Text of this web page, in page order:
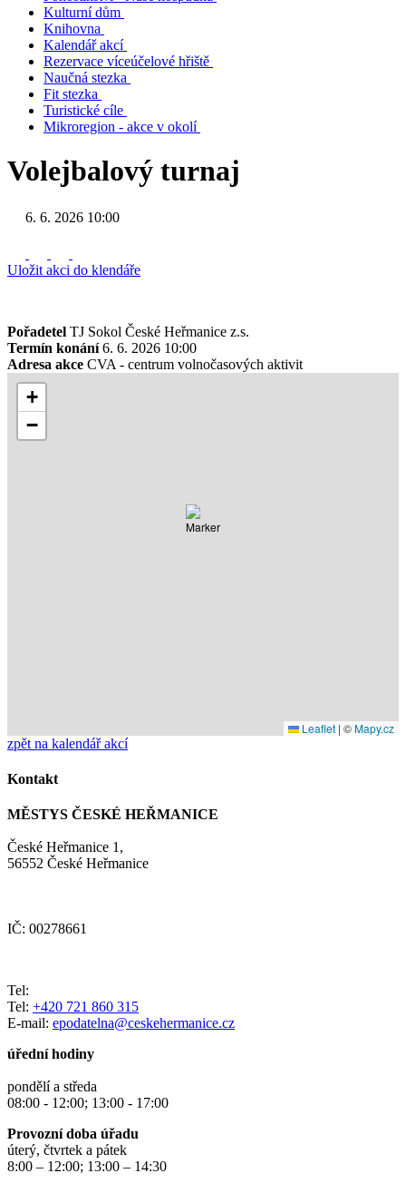
Kulturní dům
Knihovna
Kalendář akcí
Rezervace víceúčelové hřiště
Naučná stezka
Fit stezka
Turistické cíle
Mikroregion - akce v okolí
Volejbalový turnaj
6. 6. 2026 10:00
Uložit akci do klendáře
Pořadetel TJ Sokol České Heřmanice z.s.
Termín konání6. 6. 2026 10:00
Adresa akce CVA - centrum volnočasových aktivit
+
−
Leaflet | ©Mapy.cz
zpět na kalendář akcí
Kontakt
MĚSTYS ČESKÉ HEŘMANICE
České Heřmanice 1,
56552 České Heřmanice
IČ: 00278661
Tel:
Tel: +420 721 860 315
E-mail: epodatelna@ceskehermanice.cz
úřední hodiny
pondělí a středa
08:00 - 12:00; 13:00 - 17:00
Provozní doba úřadu
úterý, čtvrtek a pátek
8:00 – 12:00; 13:00 – 14:30